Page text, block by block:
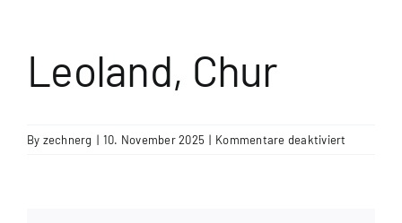
Treffen & Aktivitäten
Leoland, Chur
By zechnerg | 10. November 2025 | Kommentare deaktiviert